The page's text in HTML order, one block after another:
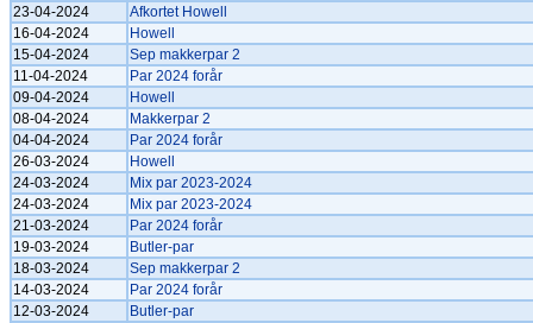
23-04-2024
Afkortet Howell
16-04-2024
Howell
15-04-2024
Sep makkerpar 2
11-04-2024
Par 2024 forår
09-04-2024
Howell
08-04-2024
Makkerpar 2
04-04-2024
Par 2024 forår
26-03-2024
Howell
24-03-2024
Mix par 2023-2024
24-03-2024
Mix par 2023-2024
21-03-2024
Par 2024 forår
19-03-2024
Butler-par
18-03-2024
Sep makkerpar 2
14-03-2024
Par 2024 forår
12-03-2024
Butler-par